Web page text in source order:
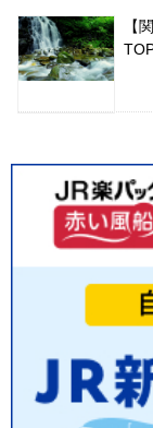
【